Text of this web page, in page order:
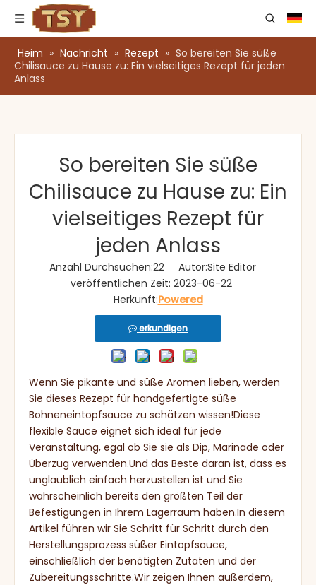
Heim » Nachricht » Rezept » So bereiten Sie süße
Chilisauce zu Hause zu: Ein vielseitiges Rezept für jeden
Anlass
So bereiten Sie süße
Chilisauce zu Hause zu: Ein
vielseitiges Rezept für
jeden Anlass
Anzahl Durchsuchen:22Autor:Site Editor
veröffentlichen Zeit: 2023-06-22
Herkunft:Powered
erkundigen
Wenn Sie pikante und süße Aromen lieben, werden
Sie dieses Rezept für handgefertigte süße
Bohneneintopfsauce zu schätzen wissen!Diese
flexible Sauce eignet sich ideal für jede
Veranstaltung, egal ob Sie sie als Dip, Marinade oder
Überzug verwenden.Und das Beste daran ist, dass es
unglaublich einfach herzustellen ist und Sie
wahrscheinlich bereits den größten Teil der
Befestigungen in Ihrem Lagerraum haben.In diesem
Artikel führen wir Sie Schritt für Schritt durch den
Herstellungsprozess süßer Eintopfsauce,
einschließlich der benötigten Zutaten und der
Zubereitungsschritte.Wir zeigen Ihnen außerdem,